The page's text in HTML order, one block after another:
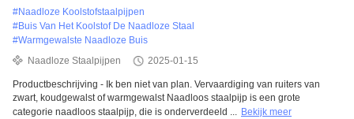
#Naadloze Koolstofstaalpijpen
#Buis Van Het Koolstof De Naadloze Staal
#Warmgewalste Naadloze Buis
Naadloze Staalpijpen
2025-01-15
Productbeschrijving - Ik ben niet van plan. Vervaardiging van ruiters van
zwart, koudgewalst of warmgewalst Naadloos staalpijp is een grote
categorie naadloos staalpijp, die is onderverdeeld ... Bekijk meer